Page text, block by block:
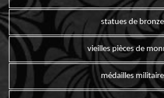
statues de bronze
vieilles pièces de
médailles militaire